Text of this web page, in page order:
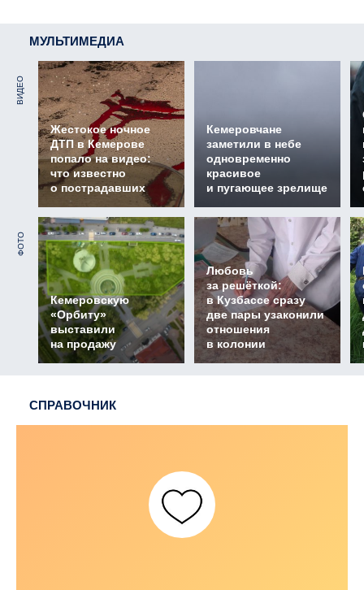
МУЛЬТИМЕДИА
ВИДЕО
Жестокое ночное
ДТП в Кемерове
попало на видео:
что известно
о пострадавших
Кемеровчане
заметили в небе
одновременно
красивое
и пугающее зрелище
ФОТО
Кемеровскую
«Орбиту»
выставили
на продажу
Любовь
за решёткой:
в Кузбассе сразу
две пары узаконили
отношения
в колонии
СПРАВОЧНИК